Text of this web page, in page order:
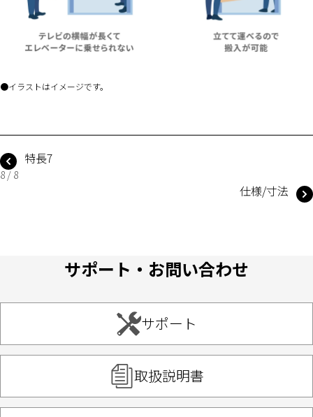
イラストはイメージです。
特長7
8 / 8
仕様/寸法
サポート・お問い合わせ
サポート
取扱説明書